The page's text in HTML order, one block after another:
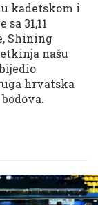
kadetskom i
31,11
Shining
našu
hrvatska